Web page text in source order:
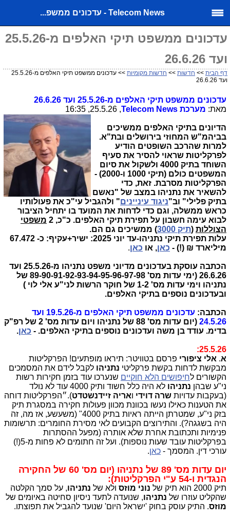
Telecom News - עדכונים ממשפ...
עדכונים ממשפט תיקי האלפים מ-25.5.26
ועד 26.6.26
דף הבית >> חדשות >> חדשות מקומיות
>> עדכונים ממשפט תיקי האלפים מ-25.5.26
ועד 26.6.26
עדכונים ממשפט תיקי האלפים מ-25.5.26 ועד 26.6.26
מאת: מערכת Telecom News
, 25.5.26, 16:35
הדיונים בתיקי האלפים ממשיכים
בביהמ"ש המחוזי בירושלים ובת"א.
למרות שהרכב השופטים הודיע
לפרקליטות שראוי להסיר את סעיף
השוחד בתיק 4000 ולשקול את סיום
המשפטים כולם (תיקי 1000 ו-2000) -
הפרקליטות מסרבת. זאת, כדי
להשאיר את נתניהו במצב של "נאשם
בתיק פלילי" וב"ניגוד עיניינים" ולהגביל עי"כ את פעולותיו
כראש ממשלה, וגם כדי לדחות את המועד בו יתחיל הציבור
לבוא עימה חשבון על תפירת תיקי האלפים. כ"כ, 2
משפטי
הצוללות (תיק 3000
) ממשיכים גם הם.
עלות תפירת תיקי נתניהו-עד יוני 2025: ישיר+עקיף: כ- 67.472
מיליארד ₪ (!) - כאן, או כאן.
הכתבה עוסקת בעדכונים מדיוני משפט נתניהו מ-25.5.26 ועד
26.6.26 (ימי עדות מס' 89-90-91-92-93-94-95-96-97-98 של
נתניהו וימי עדות מס' 1-2 של חוקר הרשות לני"ע אלי לוי )
ובעדכונים נוספים בתיקי האלפים.
הכתבה:
עדכונים ממשפט תיקי האלפים מ-19.5.26 ועד
24.5.26
(יום עדות מס' 88 של נתניהו ויום עדות מס' 2 של רפ"ק
בדימ. עודד בן משה ועדכונים נוספים בתיקי האלפים. - כאן.
25.5.26:
א. אלי ציפורי פרסם בטוויטר: תיראו מופתעים! הפרקליטות
מבקשת לדחות בקשת פרקליטי נתניהו לקבל לידם את המסמכים
הקשורים לחיפושים הלא חוקיים שנערכו עוד בזמן חקירות רשות
ני"ע שבהן נתניהו
לא היה כלל חשוד ותיק 4000 עוד לא נולד
(בעקבות עדויות שרה דוידי ואריה זיידנשטדט).״הפרקליטות דוחה
את הטענות כאילו נעשו בכוונת מכוון פעולות חקירה במסגרת תיק
בזק ני"ע, שמטרתן הייתה ראיות בתיק 4000" (משעשע, אז מה, זה
היה בשגגה?). והתירוצים הקבועים לאי מסירת החומרים: תרשומות
פנימיות ותכתובת אחרת שלא אותרה (מפעל ההסתרות
בפרקליטות עובד שעות נוספות). ועל זה חתומים לא פחות מ-5(!)
עורכי דין. המסמך - כאן.
יום עדות מס' 89 של נתניהו (יום מס' 60 של החקירה
הנגדית ו-54 ע"י הפרקליטות):
תיק 2000 הוא תיק של נוני מוזס ולא של נתניהו, על סמך הקלטה
שהקליט עוזרו של נתניהו, שנועדה לתעד ניסיון סחיטה באיומים של
מוזס. התיק עוסק בחוק 'ישראל היום' שנועד להגביל את תפוצתו.